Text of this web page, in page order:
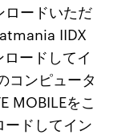
ロードいただ
IIDX
ードしてイ
コンピュータ
MOBILEをこ
ドしてイン